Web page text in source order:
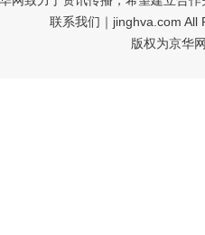
联系我们 ｜jinghva.com
版权为京华